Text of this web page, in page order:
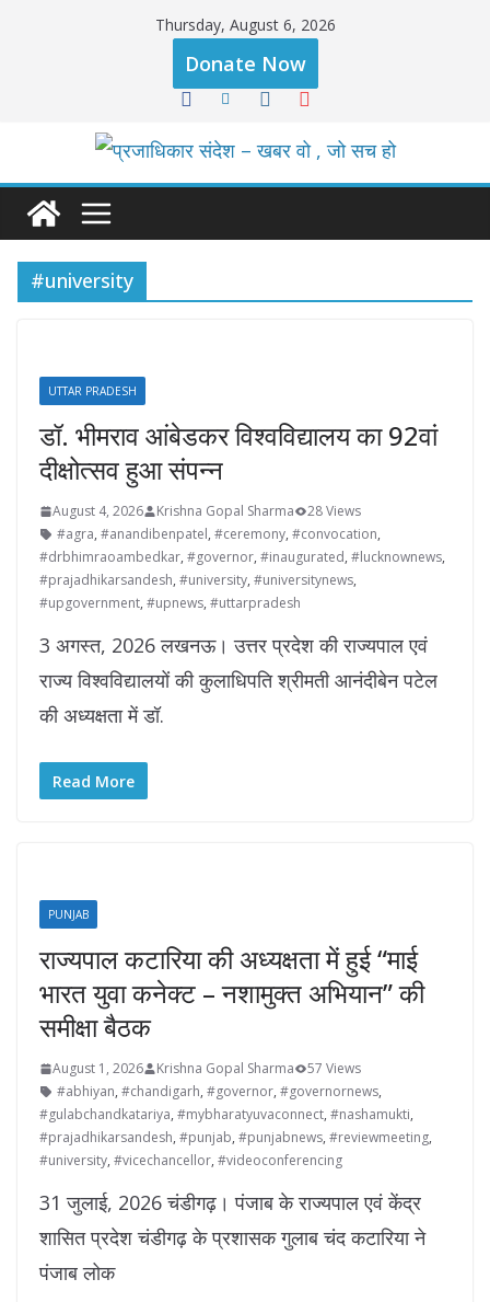
Thursday, August 6, 2026
Donate Now
#university
UTTAR PRADESH
डॉ. भीमराव आंबेडकर विश्वविद्यालय का 92वां
दीक्षोत्सव हुआ संपन्न
August 4, 2026 Krishna Gopal Sharma
28 Views
#agra, #anandibenpatel, #ceremony, #convocation,
#drbhimraoambedkar, #governor, #inaugurated, #lucknownews,
#prajadhikarsandesh, #university, #universitynews,
#upgovernment, #upnews, #uttarpradesh
3 अगस्त, 2026 लखनऊ। उत्तर प्रदेश की राज्यपाल एवं
राज्य विश्वविद्यालयों की कुलाधिपति श्रीमती आनंदीबेन पटेल
की अध्यक्षता में डॉ.
Read More
PUNJAB
राज्यपाल कटारिया की अध्यक्षता में हुई “माई
भारत युवा कनेक्ट – नशामुक्त अभियान” की
समीक्षा बैठक
August 1, 2026 Krishna Gopal Sharma
57 Views
#abhiyan, #chandigarh, #governor, #governornews,
#gulabchandkatariya, #mybharatyuvaconnect, #nashamukti,
#prajadhikarsandesh, #punjab, #punjabnews, #reviewmeeting,
#university, #vicechancellor, #videoconferencing
31 जुलाई, 2026 चंडीगढ़। पंजाब के राज्यपाल एवं केंद्र
शासित प्रदेश चंडीगढ़ के प्रशासक गुलाब चंद कटारिया ने
पंजाब लोक